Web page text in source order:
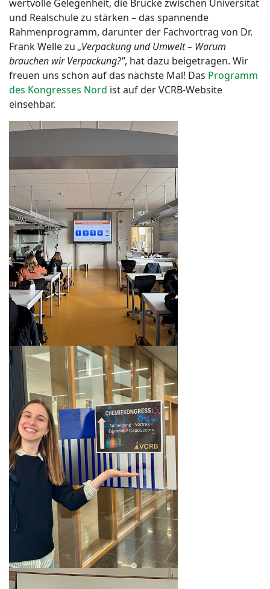
wertvolle Gelegenheit, die Brücke zwischen Universität
und Realschule zu stärken – das spannende
Rahmenprogramm, darunter der Fachvortrag von Dr.
Frank Welle zu „Verpackung und Umwelt – Warum
brauchen wir Verpackung?", hat dazu beigetragen. Wir
freuen uns schon auf das nächste Mal! Das Programm
des Kongresses Nord ist auf der VCRB-Website
einsehbar.